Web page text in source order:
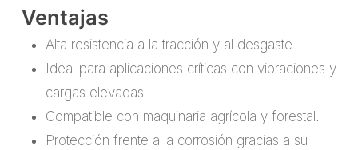
Ventajas
Alta resistencia a la tracción y al desgaste.
Ideal para aplicaciones críticas con vibraciones y
cargas elevadas.
Compatible con maquinaria agrícola y forestal.
Protección frente a la corrosión gracias a su